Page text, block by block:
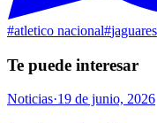
#atletico nacional#jaguares
Te puede interesar
Noticias·19 de junio, 2026